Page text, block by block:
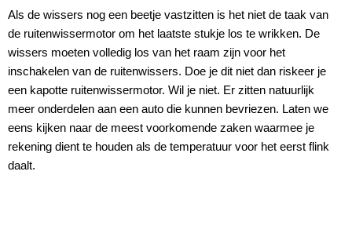
Als de wissers nog een beetje vastzitten is het niet de taak van
de ruitenwissermotor om het laatste stukje los te wrikken. De
wissers moeten volledig los van het raam zijn voor het
inschakelen van de ruitenwissers. Doe je dit niet dan riskeer je
een kapotte ruitenwissermotor. Wil je niet. Er zitten natuurlijk
meer onderdelen aan een auto die kunnen bevriezen. Laten we
eens kijken naar de meest voorkomende zaken waarmee je
rekening dient te houden als de temperatuur voor het eerst flink
daalt.